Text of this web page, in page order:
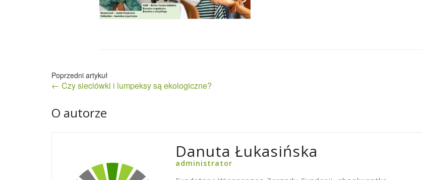
Nawigacja
wpisu
← Czy sieciówki i lumpeksy są ekologiczne?
O autorze
Danuta Łukasińska
administrator